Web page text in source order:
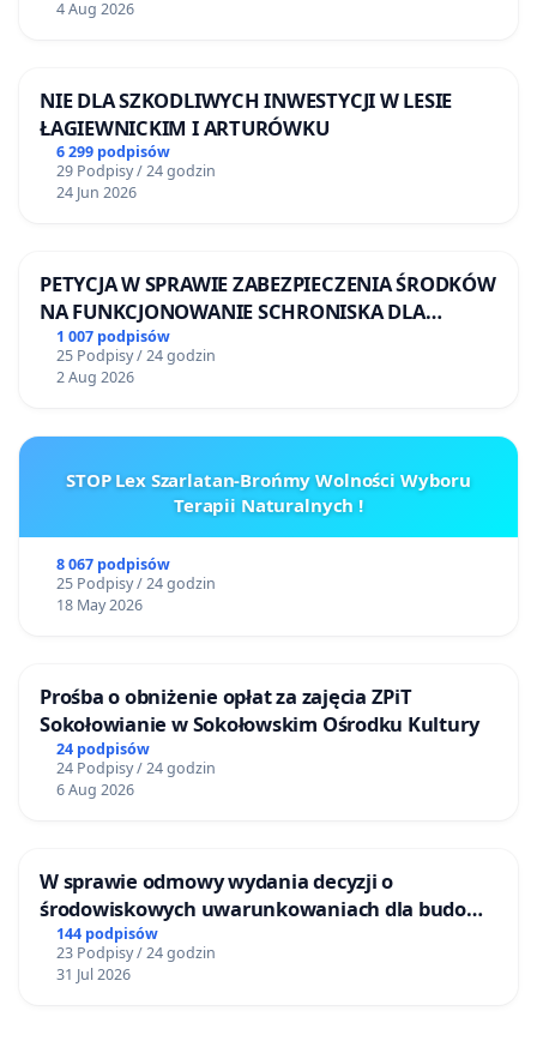
4 Aug 2026
NIE DLA SZKODLIWYCH INWESTYCJI W LESIE
ŁAGIEWNICKIM I ARTURÓWKU
6 299 podpisów
29 Podpisy / 24 godzin
24 Jun 2026
PETYCJA W SPRAWIE ZABEZPIECZENIA ŚRODKÓW
NA FUNKCJONOWANIE SCHRONISKA DLA
BEZDOMNYCH ZWIERZĄT W SKARYSZEWIE
1 007 podpisów
25 Podpisy / 24 godzin
2 Aug 2026
STOP Lex Szarlatan-Brońmy Wolności Wyboru
Terapii Naturalnych !
8 067 podpisów
25 Podpisy / 24 godzin
18 May 2026
Prośba o obniżenie opłat za zajęcia ZPiT
Sokołowianie w Sokołowskim Ośrodku Kultury
24 podpisów
24 Podpisy / 24 godzin
6 Aug 2026
W sprawie odmowy wydania decyzji o
środowiskowych uwarunkowaniach dla budowy
zakładu wytwarzania biometanu „Krynki” w
Ostrowiu Południowym oraz ochrony
mieszkańców i Puszczy Knyszyńskiej
144 podpisów
23 Podpisy / 24 godzin
31 Jul 2026